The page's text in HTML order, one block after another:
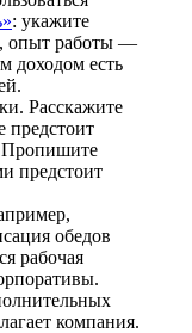
: укажите
опыт работы —
доходом есть
Расскажите
предстоит
Пропишите
предстоит
обедов
рабочая
компания.